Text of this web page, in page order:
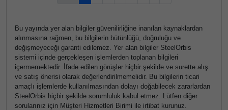
Bu yayında yer alan bilgiler güvenilirliğine inanılan kaynaklardan
alınmasına rağmen, bu bilgilerin bütünlüğü, doğruluğu ve
değişmeyeceği garanti edilemez. Yer alan bilgiler SteelOrbis
sistemi içinde gerçekleşen işlemlerden toplanan bilgileri
içermemektedir. İfade edilen görüşler hiçbir şekilde ve surette alış
ve satış önerisi olarak değerlendirilmemelidir. Bu bilgilerin ticari
amaçlı işlemlerde kullanılmasından dolayı doğabilecek zararlardan
SteelOrbis hiçbir şekilde sorumluluk kabul etmez. Lütfen diğer
sorularınız için Müşteri Hizmetleri Birimi ile irtibat kurunuz.